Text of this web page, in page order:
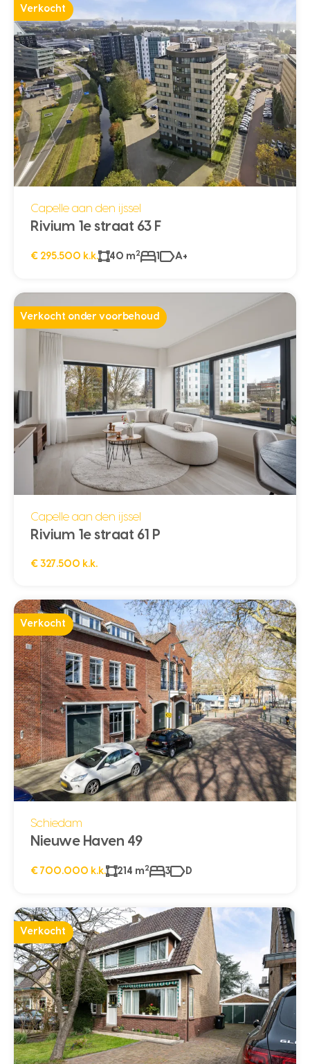
Verkocht
Capelle aan den ijssel
Rivium 1e straat 63 F
€ 295.500 k.k. 40 m2 1 A+
Verkocht onder voorbehoud
Capelle aan den ijssel
Rivium 1e straat 61 P
€ 327.500 k.k.
Verkocht
Schiedam
Nieuwe Haven 49
€ 700.000 k.k. 214 m2 3 D
Verkocht